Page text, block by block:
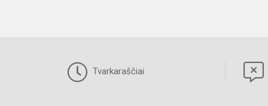
Tvarkaraščiai